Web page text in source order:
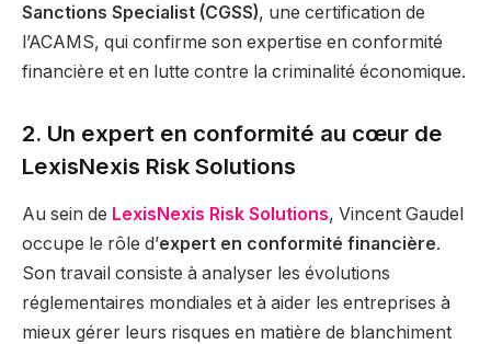
Sanctions Specialist (CGSS), une certification de
l’ACAMS, qui confirme son expertise en conformité
financière et en lutte contre la criminalité économique.
2. Un expert en conformité au cœur de
LexisNexis Risk Solutions
Au sein de LexisNexis Risk Solutions, Vincent Gaudel
occupe le rôle d’expert en conformité financière.
Son travail consiste à analyser les évolutions
réglementaires mondiales et à aider les entreprises à
mieux gérer leurs risques en matière de blanchiment